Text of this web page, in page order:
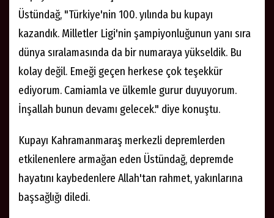
Üstündağ, "Türkiye'nin 100. yılında bu kupayı
kazandık. Milletler Ligi'nin şampiyonluğunun yanı sıra
dünya sıralamasında da bir numaraya yükseldik. Bu
kolay değil. Emeği geçen herkese çok teşekkür
ediyorum. Camiamla ve ülkemle gurur duyuyorum.
İnşallah bunun devamı gelecek." diye konuştu.
Kupayı Kahramanmaraş merkezli depremlerden
etkilenenlere armağan eden Üstündağ, depremde
hayatını kaybedenlere Allah'tan rahmet, yakınlarına
başsağlığı diledi.